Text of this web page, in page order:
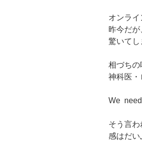
オンラ
昨今だ
驚いてし
相づちの
神科医・
We
そう言
感はだい